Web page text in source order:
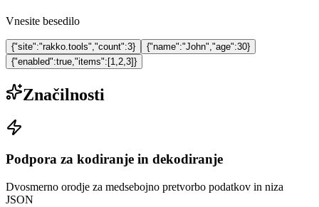
Vnesite besedilo
{"site":"rakko.tools","count":3}
{"name":"John","age":30}
{"enabled":true,"items":[1,2,3]}
Značilnosti
Podpora za kodiranje in dekodiranje
Dvosmerno orodje za medsebojno pretvorbo podatkov in niza
JSON